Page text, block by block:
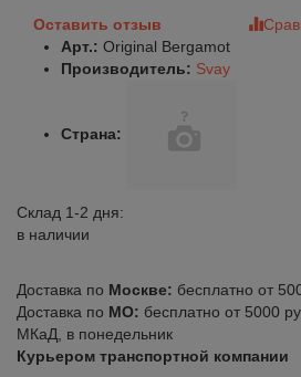
Оставить отзыв
Арт.: Original Bergamot
Производитель: Svay
Страна:
Склад 1-2 дня:
в наличии
Доставка по Москве: бесплатно от
Доставка по МО: бесплатно от 5000
МКаД, в понедельник
Курьером транспортной компании